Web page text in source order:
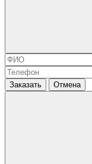
Заказать Отмена